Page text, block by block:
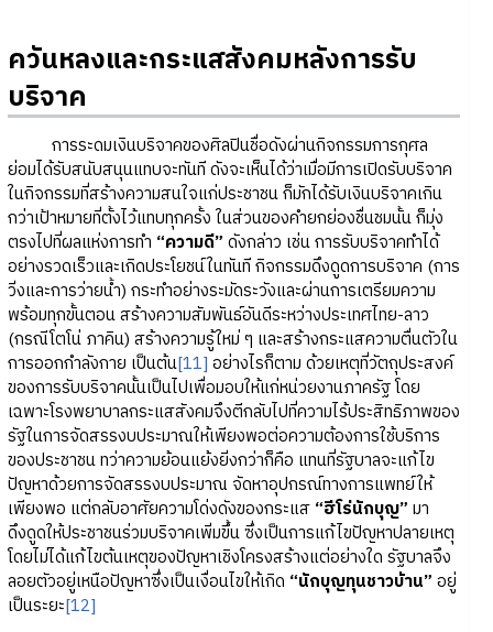
ควันหลงและกระแสสังคมหลังการรับ
บริจาค
การระดมเงินบริจาคของศิลปินชื่อดังผ่านกิจกรรมการกุศล
ย่อมได้รับสนับสนุนแทบจะทันที ดังจะเห็นได้ว่าเมื่อมีการเปิดรับบริจาค
ในกิจกรรมที่สร้างความสนใจแก่ประชาชน ก็มักได้รับเงินบริจาคเกิน
กว่าเป้าหมายที่ตั้งไว้แทบทุกครั้ง ในส่วนของคำยกย่องชื่นชมนั้น ก็มุ่ง
ตรงไปที่ผลแห่งการทำ “ความดี” ดังกล่าว เช่น การรับบริจาคทำได้
อย่างรวดเร็วและเกิดประโยชน์ในทันที กิจกรรมดึงดูดการบริจาค (การ
วิ่งและการว่ายน้ำ) กระทำอย่างระมัดระวังและผ่านการเตรียมความ
พร้อมทุกขั้นตอน สร้างความสัมพันธ์อันดีระหว่างประเทศไทย-ลาว
(กรณีโตโน่ ภาคิน) สร้างความรู้ใหม่ ๆ และสร้างกระแสความตื่นตัวใน
การออกกำลังกาย เป็นต้น[11] อย่างไรก็ตาม ด้วยเหตุที่วัตถุประสงค์
ของการรับบริจาคนั้นเป็นไปเพื่อมอบให้แก่หน่วยงานภาครัฐ โดย
เฉพาะโรงพยาบาลกระแสสังคมจึงตีกลับไปที่ความไร้ประสิทธิภาพของ
รัฐในการจัดสรรงบประมาณให้เพียงพอต่อความต้องการใช้บริการ
ของประชาชน ทว่าความย้อนแย้งยิ่งกว่าก็คือ แทนที่รัฐบาลจะแก้ไข
ปัญหาด้วยการจัดสรรงบประมาณ จัดหาอุปกรณ์ทางการแพทย์ให้
เพียงพอ แต่กลับอาศัยความโด่งดังของกระแส “ฮีโร่นักบุญ” มา
ดึงดูดให้ประชาชนร่วมบริจาคเพิ่มขึ้น ซึ่งเป็นการแก้ไขปัญหาปลายเหตุ
โดยไม่ได้แก้ไขต้นเหตุของปัญหาเชิงโครงสร้างแต่อย่างใด รัฐบาลจึง
ลอยตัวอยู่เหนือปัญหาซึ่งเป็นเงื่อนไขให้เกิด “นักบุญทุนชาวบ้าน” อยู่
เป็นระยะ[12]